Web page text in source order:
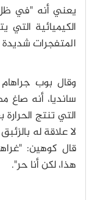
يعني أنه "في
الكيميائية
المتفجرات شديدة
وقال بوب جراهام
سانديا، أنه صاغ
التي تنتج
لا علاقة له
قال كوهين:
هذا، لكن أنا حر".